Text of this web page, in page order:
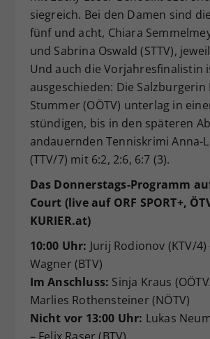
siegreich. Bei den Damen sind
fünf und acht, Chiara
und Sabrina Oswald (STTV),
Und auch die Vorjahresfinalistin
ausgeschieden: Die Salzburgerin
Stummer (OÖTV) unterlag in
stündigen, bis in den späteren
andauernden Tenniskrimi Anna-
(TTV/7) mit 6:2, 2:6, 6:7 (3).
Das Donnerstags-Programm
Court (live auf ORF SPORT+,
KURIER.at)
10:00 Uhr: Jurij Rodionov (KTV/
Wagner (BTV)
Im Anschluss: Sinja Kraus
Marlies Rothensteiner (NÖTV)
Nicht vor 13:00 Uhr: Lukas